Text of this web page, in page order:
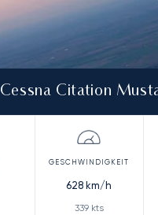
Cessna Citation
628 km/h
339kts